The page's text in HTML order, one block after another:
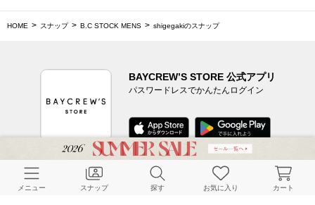
HOME スナップ B.C STOCK MENS shigegakiのスナップ
BAYCREW’S STORE 公式アプリ
パスワードレスでかんたんログイン
CUSTOMER SERVICE
メニュー スナップ 探す お気に入り カート